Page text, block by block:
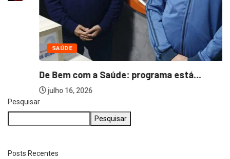
De Bem com a Saúde: programa está...
julho 16, 2026
Pesquisar
Pesquisar
Posts Recentes